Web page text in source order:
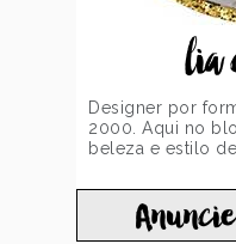
lia
Designer por
2000. Aqui no
beleza e estilo